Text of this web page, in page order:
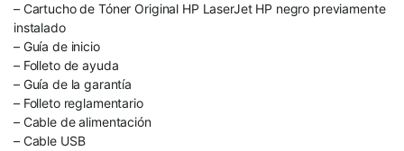
– Cartucho de Tóner Original HP LaserJet HP negro previamente
instalado
– Guía de inicio
– Folleto de ayuda
– Guía de la garantía
– Folleto reglamentario
– Cable de alimentación
– Cable USB